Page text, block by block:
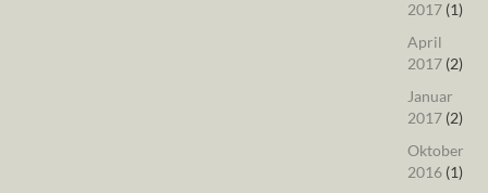
2017(1)
April
2017(2)
Januar
2017(2)
Oktober
2016(1)